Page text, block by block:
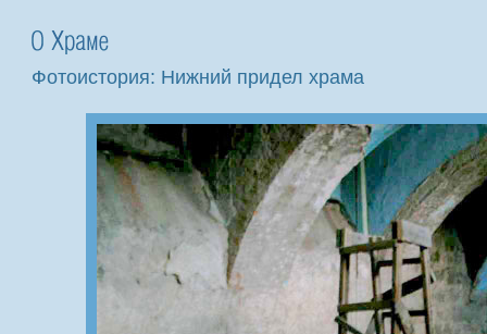
Фотоистория: Нижний придел храма